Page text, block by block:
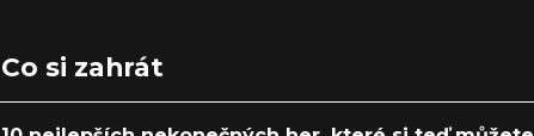
Co si zahrát